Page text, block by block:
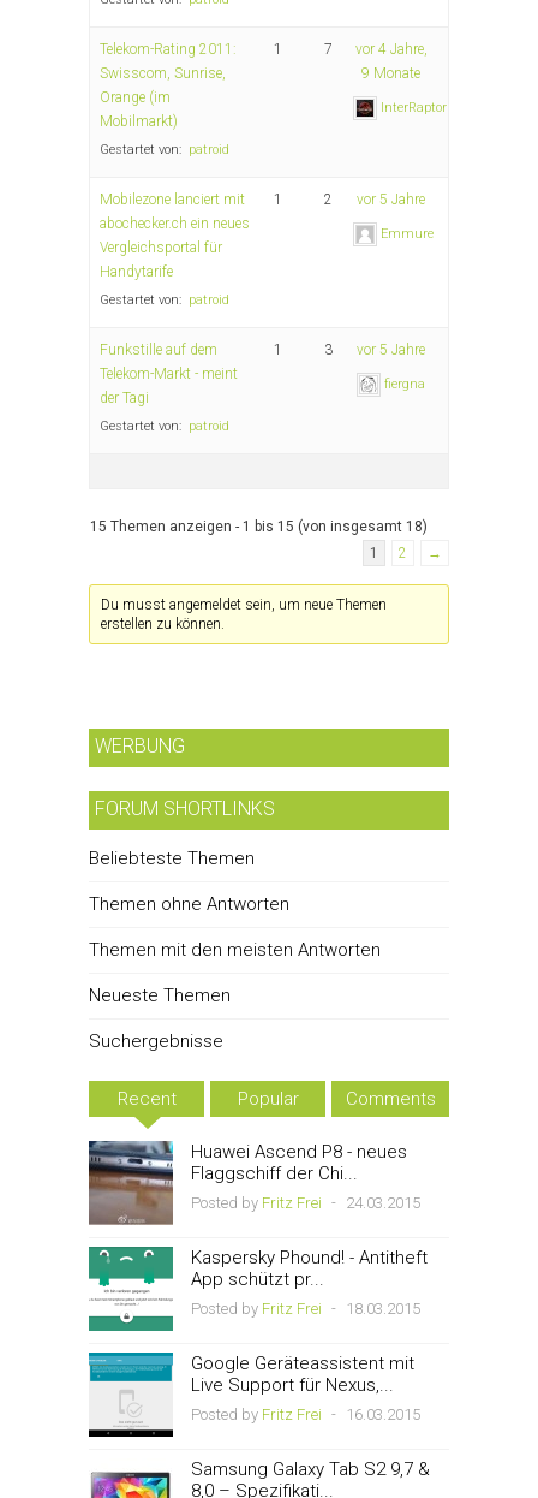
Telekom-Rating 2011:
Swisscom, Sunrise,
Orange (im
Mobilmarkt)
Gestartet von: patroid
1 7
vor 4 Jahre,
9 Monate
InterRaptor
Mobilezone lanciert mit
abochecker.ch ein neues
Vergleichsportal für
Handytarife
Gestartet von: patroid
1 2 vor 5 Jahre
Emmure
Funkstille auf dem
Telekom-Markt - meint
der Tagi
Gestartet von: patroid
1 3 vor 5 Jahre
fiergna
15 Themen anzeigen - 1 bis 15 (von insgesamt 18)
1
2 →
Du musst angemeldet sein, um neue Themen
erstellen zu können.
WERBUNG
FORUM SHORTLINKS
Beliebteste Themen
Themen ohne Antworten
Themen mit den meisten Antworten
Neueste Themen
Suchergebnisse
Recent Popular Comments
Huawei Ascend P8 - neues
Flaggschiff der Chi...
Posted by Fritz Frei - 24.03.2015
Kaspersky Phound! - Antitheft
App schützt pr...
Posted by Fritz Frei - 18.03.2015
Google Geräteassistent mit
Live Support für Nexus,...
Posted by Fritz Frei - 16.03.2015
Samsung Galaxy Tab S2 9,7 &
8,0 – Spezifikati...